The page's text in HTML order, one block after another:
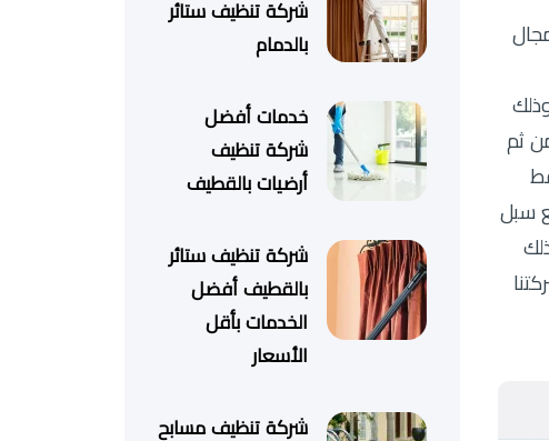
ثم
سبل
شركة تنظيف ستائر
بالدمام
خدمات أفضل
شركة تنظيف
أرضيات بالقطيف
شركة تنظيف ستائر
بالقطيف أفضل
الخدمات بأقل
الأسعار
شركة تنظيف مسابح